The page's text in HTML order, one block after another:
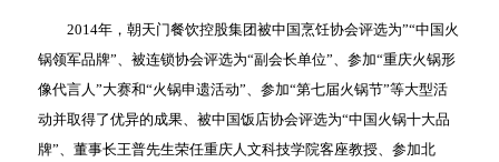
2014年，朝天门餐饮控股集团被中国烹饪协会评选为”“中国火
锅领军品牌”、被连锁协会评选为“副会长单位”、参加“重庆火锅形
像代言人”大赛和“火锅申遗活动”、参加“第七届火锅节”等大型活
动并取得了优异的成果、被中国饭店协会评选为“中国火锅十大品
牌”、董事长王普先生荣任重庆人文科技学院客座教授、参加北